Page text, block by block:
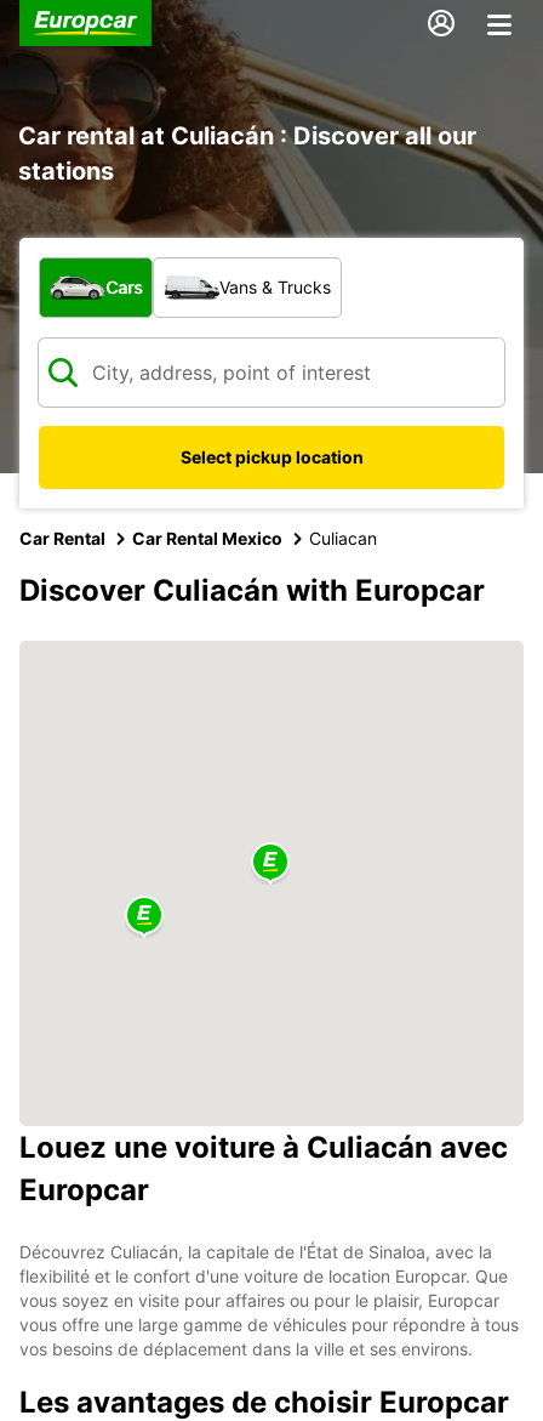
Car rental at Culiacán : Discover all our
stations
What type of vehicle?
Cars Vans & Trucks
Select pickup location
Car Rental Car Rental Mexico Culiacan
Discover Culiacán with Europcar
Louez une voiture à Culiacán avec
Europcar
Découvrez Culiacán, la capitale de l'État de Sinaloa, avec la
flexibilité et le confort d'une voiture de location Europcar. Que
vous soyez en visite pour affaires ou pour le plaisir, Europcar
vous offre une large gamme de véhicules pour répondre à tous
vos besoins de déplacement dans la ville et ses environs.
Les avantages de choisir Europcar